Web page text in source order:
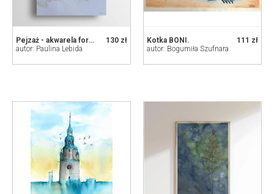
130 zł
Pejzaż - akwarela formatu 32/24 cm
autor: Paulina Lebida
111 zł
Kotka BONI.
autor: Bogumiła Szufnara